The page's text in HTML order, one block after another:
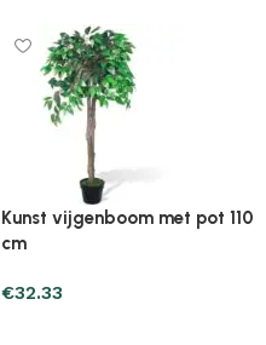
Kunst vijgenboom met pot 110
cm
€32.33